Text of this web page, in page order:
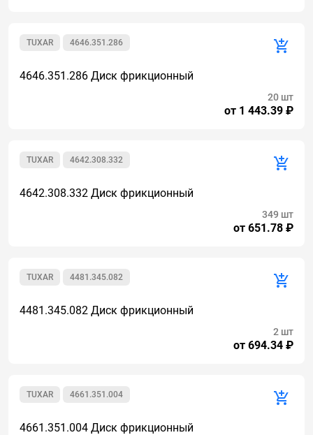
4646.351.286
TUXAR
4646.351.286 Диск фрикционный
от 1 443.39 ₽
20 шт
4642.308.332
TUXAR
4642.308.332 Диск фрикционный
от 651.78 ₽
349 шт
4481.345.082
TUXAR
4481.345.082 Диск фрикционный
от 694.34 ₽
2 шт
4661.351.004
TUXAR
4661.351.004 Диск фрикционный